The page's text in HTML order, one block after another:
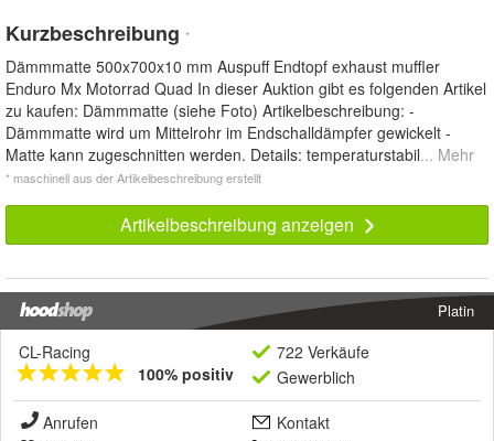
Kurzbeschreibung *
Dämmmatte 500x700x10 mm Auspuff Endtopf exhaust muffler
Enduro Mx Motorrad Quad In dieser Auktion gibt es folgenden Artikel
zu kaufen: Dämmmatte (siehe Foto) Artikelbeschreibung: -
Dämmmatte wird um Mittelrohr im Endschalldämpfer gewickelt -
Matte kann zugeschnitten werden. Details: temperaturstabil... Mehr
* maschinell aus der Artikelbeschreibung erstellt
Artikelbeschreibung anzeigen
Platin
CL-Racing
100% positiv
722 Verkäufe
Gewerblich
Anrufen
Kontakt